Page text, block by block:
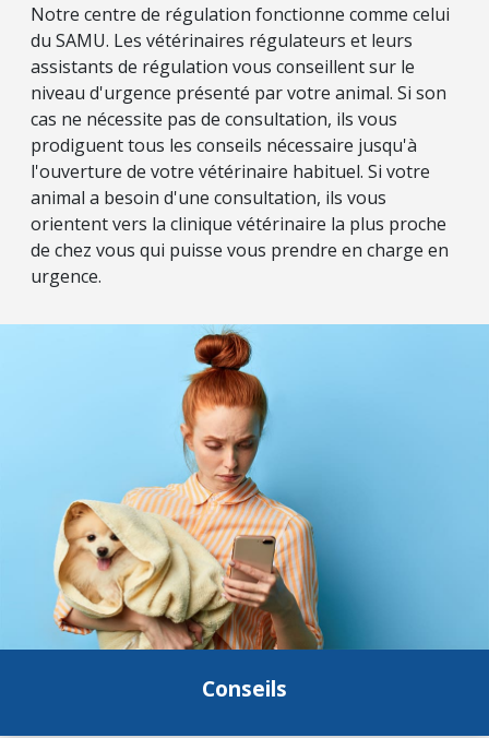
Notre centre de régulation fonctionne comme celui
du SAMU. Les vétérinaires régulateurs et leurs
assistants de régulation vous conseillent sur le
niveau d'urgence présenté par votre animal. Si son
cas ne nécessite pas de consultation, ils vous
prodiguent tous les conseils nécessaire jusqu'à
l'ouverture de votre vétérinaire habituel. Si votre
animal a besoin d'une consultation, ils vous
orientent vers la clinique vétérinaire la plus proche
de chez vous qui puisse vous prendre en charge en
urgence.
Conseils